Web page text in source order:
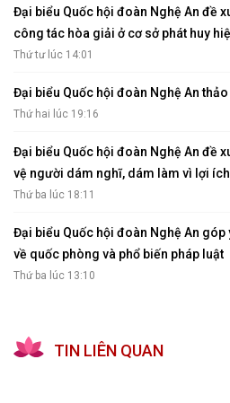
Đại biểu Quốc hội đoàn Nghệ An đề
công tác hòa giải ở cơ sở phát huy
Thứ tư lúc 14:01
Đại biểu Quốc hội đoàn Nghệ An
Thứ hai lúc 19:16
Đại biểu Quốc hội đoàn Nghệ An đề
vệ người dám nghĩ, dám làm vì lợi
Thứ ba lúc 18:11
Đại biểu Quốc hội đoàn Nghệ An
về quốc phòng và phổ biến pháp luật
Thứ ba lúc 13:10
TIN LIÊN QUAN